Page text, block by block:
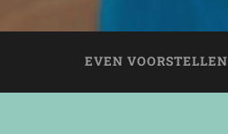
EVEN VOORSTELLEN